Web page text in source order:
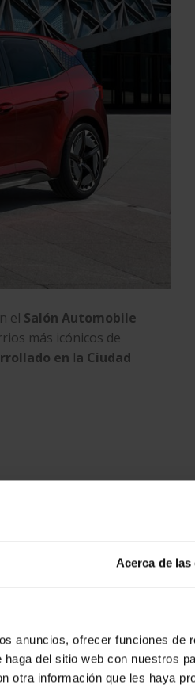
Acerca de las
anuncios, ofrecer funciones de
del sitio web con nuestros
otra información que les haya
el Salón Automobile
más icónicos de
en la Ciudad
#texturas #texturing